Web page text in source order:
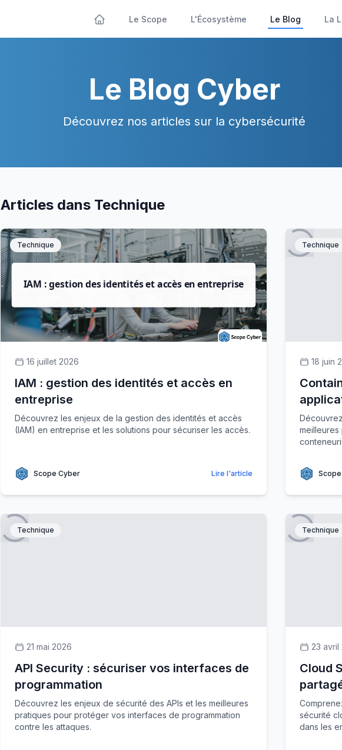
Le Scope L'Écosystème Le Blog La
Le Blog Cyber
Découvrez nos articles sur la cybersécurité
Articles dans Technique
Technique
16 juillet 2026
IAM : gestion des identités et accès en
entreprise
Découvrez les enjeux de la gestion des identités et accès
(IAM) en entreprise et les solutions pour sécuriser les accès.
Scope Cyber Lire l'article
Technique
18 juin
Technique
21 mai 2026
API Security : sécuriser vos interfaces de
programmation
Découvrez les enjeux de sécurité des APIs et les meilleures
pratiques pour protéger vos interfaces de programmation
contre les attaques.
Technique
23 avril
Cloud
sécurité
dans les